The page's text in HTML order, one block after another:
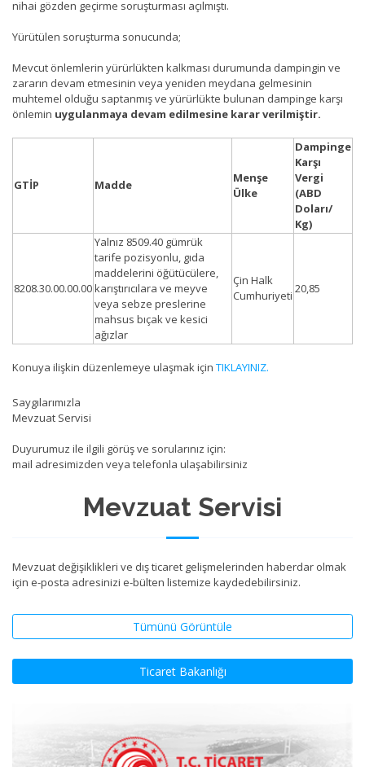
Mevzuat Servisi
Mevzuat değişiklikleri ve dış ticaret gelişmelerinden haberdar olmak
için e-posta adresinizi e-bülten listemize kaydedebilirsiniz.
Tümünü Görüntüle
Ticaret Bakanlığı
nihai gözden geçirme soruşturması açılmıştı.
Yürütülen soruşturma sonucunda;
Mevcut önlemlerin yürürlükten kalkması durumunda dampingin ve
zararın devam etmesinin veya yeniden meydana gelmesinin
muhtemel olduğu saptanmış ve yürürlükte bulunan dampinge karşı
önlemin uygulanmaya devam edilmesine karar verilmiştir.
GTİP Madde
Menşe
Ülke
Dampinge
Karşı
Vergi
(ABD
Doları/
Kg)
8208.30.00.00.00
Yalnız 8509.40 gümrük
tarife pozisyonlu, gıda
maddelerini öğütücülere,
karıştırıcılara ve meyve
veya sebze preslerine
mahsus bıçak ve kesici
ağızlar
Çin Halk
Cumhuriyeti 20,85
Konuya ilişkin düzenlemeye ulaşmak için TIKLAYINIZ.
Saygılarımızla
Mevzuat Servisi
Duyurumuz ile ilgili görüş ve sorularınız için:
mail adresimizden veya telefonla ulaşabilirsiniz